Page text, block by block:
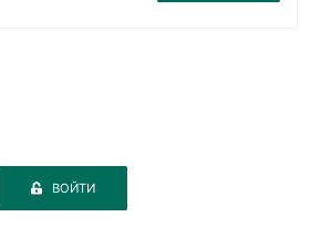
ВОЙТИ